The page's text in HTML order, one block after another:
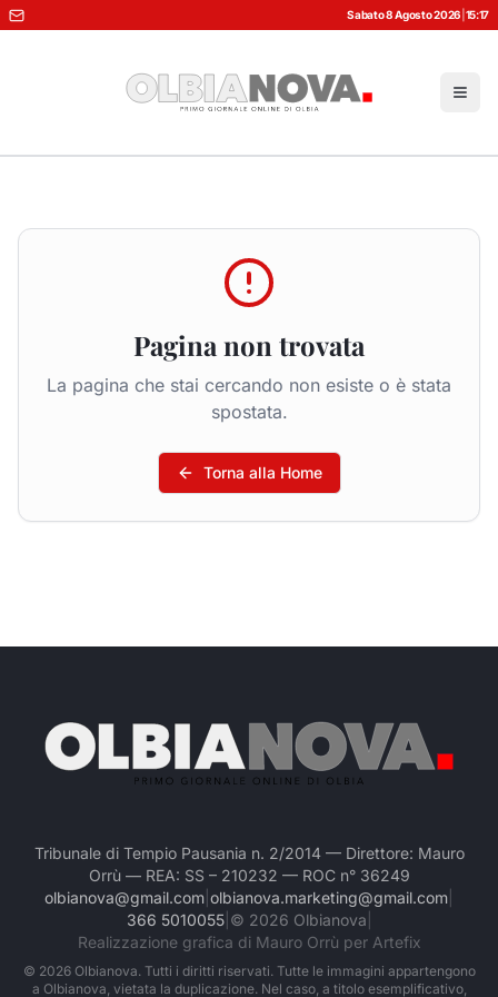
Sabato 8 Agosto 2026 15:17
Pagina non trovata
La pagina che stai cercando non esiste o è stata
spostata.
Torna alla Home
Tribunale di Tempio Pausania n. 2/2014 — Direttore: Mauro
Orrù — REA: SS – 210232 — ROC n° 36249
olbianova@gmail.com olbianova.marketing@gmail.com
366 5010055| © 2026 Olbianova
Realizzazione grafica di Mauro Orrù per Artefix
© 2026Olbianova. Tutti i diritti riservati. Tutte le immagini appartengono
a Olbianova, vietata la duplicazione. Nel caso, a titolo esemplificativo,